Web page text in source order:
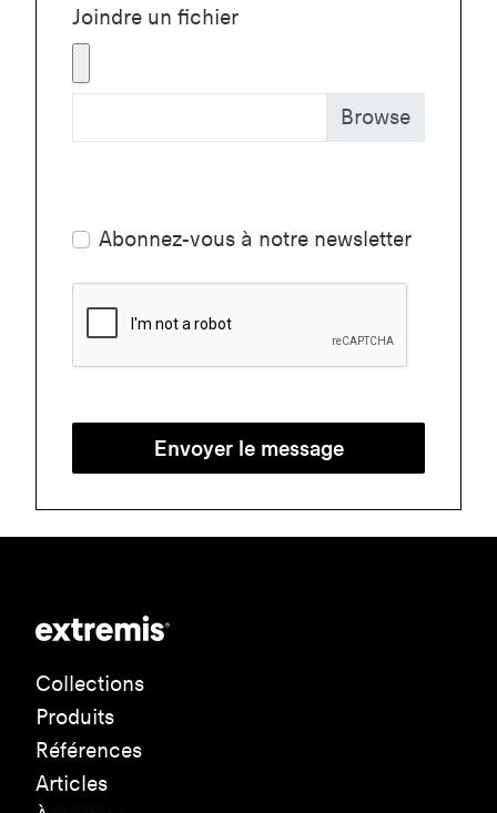
Joindre un fichier
Abonnez-vous à notre newsletter
Envoyer le message
Collections
Produits
Références
Articles